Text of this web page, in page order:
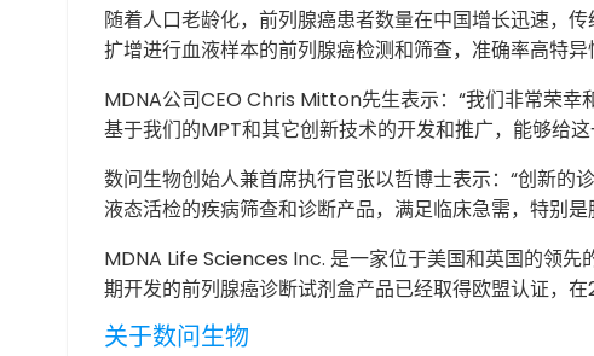
随着人口老龄化，前列腺癌患者数量在中国增长迅速，
扩增进行血液样本的前列腺癌检测和筛查，准确率高特
MDNA公司CEO Chris Mitton先生表示：“我们非常荣幸
基于我们的MPT和其它创新技术的开发和推广，能够给
数问生物创始人兼首席执行官张以哲博士表示：“创新
液态活检的疾病筛查和诊断产品，满足临床急需，特别
MDNA Life Sciences Inc. 是一家位于美国和英国的领
期开发的前列腺癌诊断试剂盒产品已经取得欧盟认证，在
关于数问生物